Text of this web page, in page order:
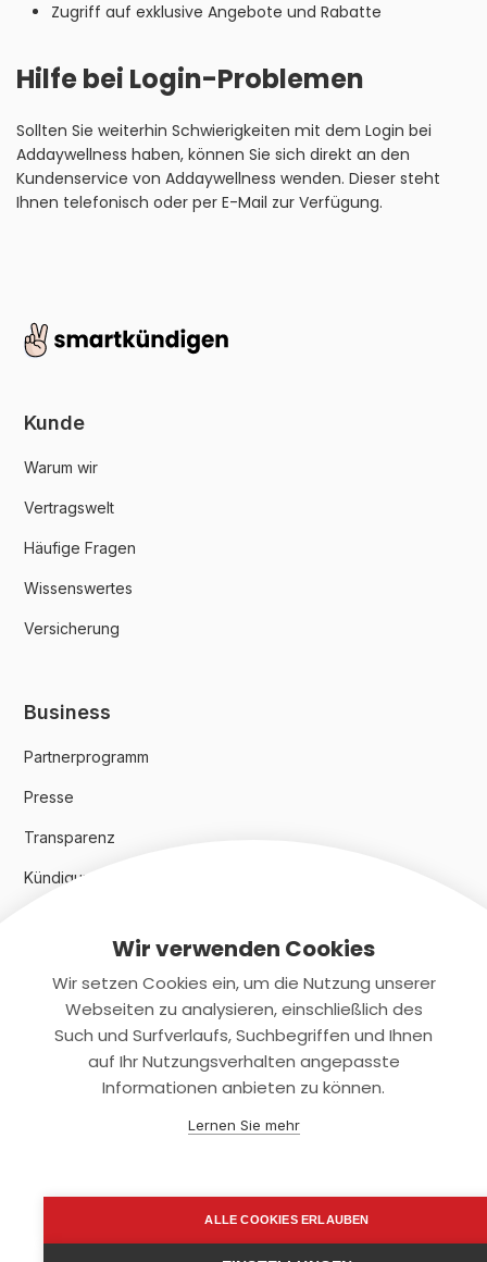
Zugriff auf exklusive Angebote und Rabatte
Hilfe bei Login-Problemen
Sollten Sie weiterhin Schwierigkeiten mit dem Login bei
Addaywellness haben, können Sie sich direkt an den
Kundenservice von Addaywellness wenden. Dieser steht
Ihnen telefonisch oder per E-Mail zur Verfügung.
Kunde
Warum wir
Vertragswelt
Häufige Fragen
Wissenswertes
Versicherung
Business
Partnerprogramm
Presse
Transparenz
Kündigungsindex 2024
Rechtliches
Datenschutz
Wir verwenden Cookies
Wir setzen Cookies ein, um die Nutzung unserer
Webseiten zu analysieren, einschließlich des
Such und Surfverlaufs, Suchbegriffen und Ihnen
auf Ihr Nutzungsverhalten angepasste
Informationen anbieten zu können.
Lernen Sie mehr
ALLE COOKIES ERLAUBEN